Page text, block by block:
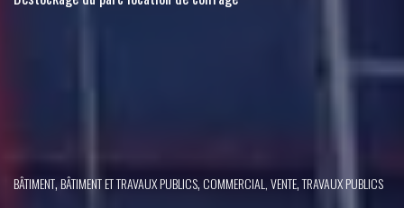
BÂTIMENT,BÂTIMENT ET TRAVAUX PUBLICS,COMMERCIAL, VENTE,TRAVAUX PUBLICS